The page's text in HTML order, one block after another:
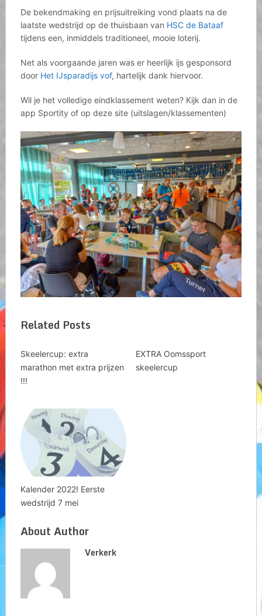
De bekendmaking en prijsuitreiking vond plaats na de
laatste wedstrijd op de thuisbaan van HSC de Bataaf
tijdens een, inmiddels traditioneel, mooie loterij.
Net als voorgaande jaren was er heerlijk ijs gesponsord
door Het IJsparadijs vof, hartelijk dank hiervoor.
Wil je het volledige eindklassement weten? Kijk dan in de
app Sportity of op deze site (uitslagen/klassementen)
Related Posts
Skeelercup: extra
marathon met extra prijzen
!!!
EXTRA Oomssport
skeelercup
Kalender 2022! Eerste
wedstrijd 7 mei
About Author
Verkerk